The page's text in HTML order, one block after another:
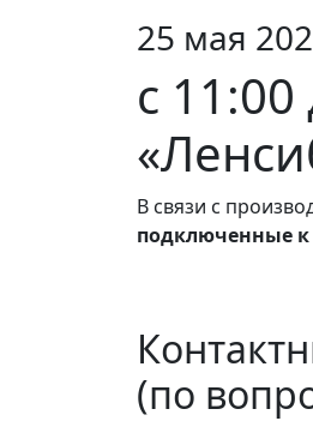
25 мая
с
В связи с
подключенные к
(по